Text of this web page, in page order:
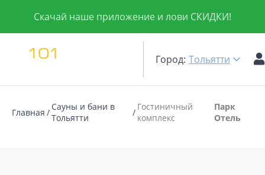
Скачай наше приложение и лови СКИДКИ!
Город: Тольятти
Главная
Сауны и бани в
Тольятти
Гостиничный
комплекс
Парк
Отель